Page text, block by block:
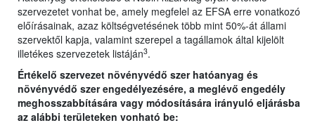
szervezetet vonhat be, amely megfelel az EFSA erre vonatkozó
előírásainak, azaz költségvetésének több mint 50%-át állami
szervektől kapja, valamint szerepel a tagállamok által kijelölt
illetékes szervezetek listáján3.
Értékelő szervezet növényvédő szer hatóanyag és
növényvédő szer engedélyezésére, a meglévő engedély
meghosszabbítására vagy módosítására irányuló eljárásba
az alábbi területeken vonható be: